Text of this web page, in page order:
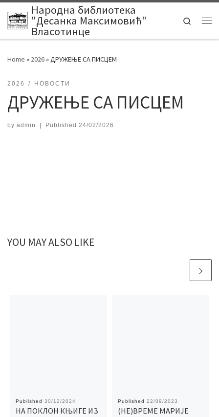
Skip to content
Народна библиотека
"Десанка Максимовић"
Власотинце
Search
Home » 2026» ДРУЖЕЊЕ СА ПИСЦЕМ
2026 НОВОСТИ
ДРУЖЕЊЕ СА ПИСЦЕМ
by admin Published 24/02/2026
YOU MAY ALSO LIKE
Published 30/12/2024
НА ПОКЛОН КЊИГЕ ИЗ
Published 22/09/2023
(НЕ)ВРЕМЕ МАРИЈЕ